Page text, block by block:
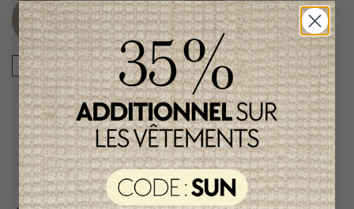
Item
unique
-50%
Item
unique
-50%